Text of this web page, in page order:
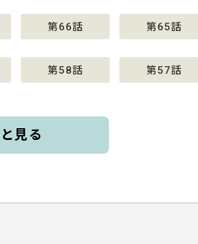
第66話 第65話
第58話 第57話
見る